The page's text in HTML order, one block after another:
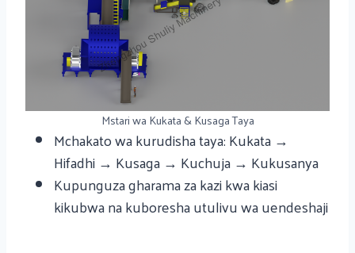
Mstari wa Kukata & Kusaga Taya
Mchakato wa kurudisha taya: Kukata →
Hifadhi → Kusaga → Kuchuja → Kukusanya
Kupunguza gharama za kazi kwa kiasi
kikubwa na kuboresha utulivu wa uendeshaji